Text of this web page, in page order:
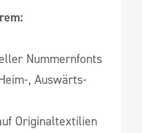
Nummernfonts
, Auswärts-
Originaltextilien